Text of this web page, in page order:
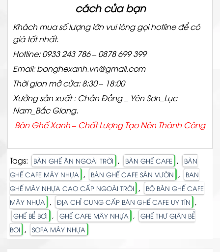
cách của bạn
Khách mua số lượng lớn vui lòng gọi hotline để có
giá tốt nhất.
Hotline: 0933 243 786 – 0878 699 399
Email: banghexanh.vn@gmail.com
Thời gian mở cửa: 8:30 – 18:00
Xưởng sản xuất : Chản Đồng _ Yên Sơn_Lục
Nam_Bắc Giang.
Bàn Ghế Xanh – ChấtLượng Tạo Nên Thành Công
Tags: BÀN GHẾ ĂN NGOÀI TRỜI , BÀN GHẾ CAFE ,
BÀN
GHẾ CAFE MÂY NHỰA
, BÀN GHẾ CAFE SÂN VƯỜN ,
BAN
GHẾ MÂY NHỰA CAO CẤP NGOÀI TRỜI
,
BỘ BÀN GHẾ CAFE
MÂY NHỰA
, ĐỊA CHỈ CUNG CẤP BÀN GHẾ CAFE UY TÍN ,
GHẾ BỂ BƠI , GHẾ CAFE MÂY NHỰA ,
GHẾ THƯ GIÃN BỂ
BƠI
, SOFA MÂY NHỰA